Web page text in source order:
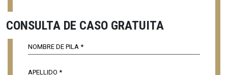
CONSULTA DE CASO GRATUITA